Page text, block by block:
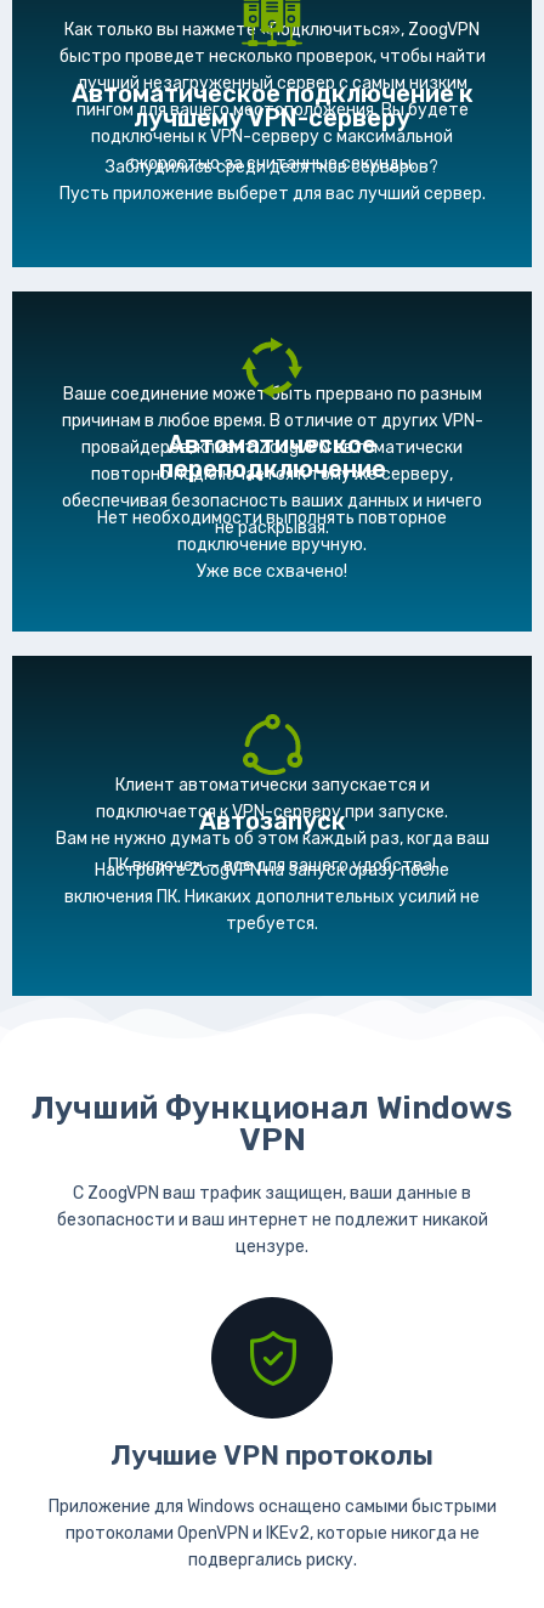
Автоматическое подключение к
лучшему VPN-серверу
Заблудились среди десятков серверов?
Пусть приложение выберет для вас лучший сервер.
Как только вы нажмете «Подключиться», ZoogVPN
быстро проведет несколько проверок, чтобы найти
лучший незагруженный сервер с самым низким
пингом для вашего местоположения. Вы будете
подключены к VPN-серверу с максимальной
скоростью за считанные секунды.
Автоматическое
переподключение
Нет необходимости выполнять повторное
подключение вручную.
Уже все схвачено!
Ваше соединение может быть прервано по разным
причинам в любое время. В отличие от других VPN-
провайдеров, клиент ZoogVPN автоматически
повторно подключается к тому же серверу,
обеспечивая безопасность ваших данных и ничего
не раскрывая.
Автозапуск
Настройте ZoogVPN на запуск сразу после
включения ПК. Никаких дополнительных усилий не
требуется.
Клиент автоматически запускается и
подключается к VPN-серверу при запуске.
Вам не нужно думать об этом каждый раз, когда ваш
ПК включен — все для вашего удобства!
Лучший Функционал Windows
VPN
С ZoogVPN ваш трафик защищен, ваши данные в
безопасности и ваш интернет не подлежит никакой
цензуре.
Лучшие VPN протоколы
Приложение для Windows оснащено самыми быстрыми
протоколами OpenVPN и IKEv2, которые никогда не
подвергались риску.